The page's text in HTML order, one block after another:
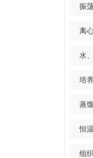
振
离
水
培
蒸
恒
组